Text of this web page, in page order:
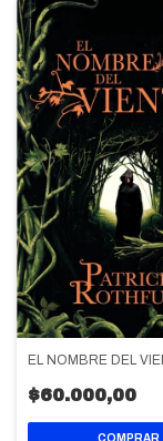
EL NOMBRE DEL
$60.000,00